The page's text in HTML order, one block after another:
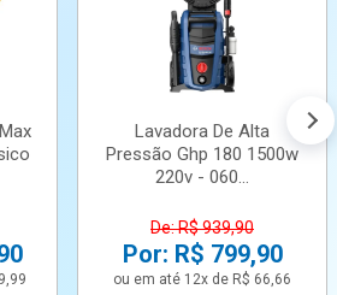
Lavadora De Alta
Pressão Ghp 180 1500w
220v - 060...
De: R$ 939,90
Por: R$ 799,90
ou em até 12x de R$ 66,66